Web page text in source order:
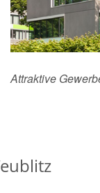
Attraktive